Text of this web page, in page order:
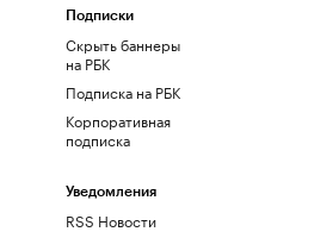
Подписки
Скрыть баннеры
на РБК
Подписка на РБК
Корпоративная
подписка
Уведомления
RSS Новости